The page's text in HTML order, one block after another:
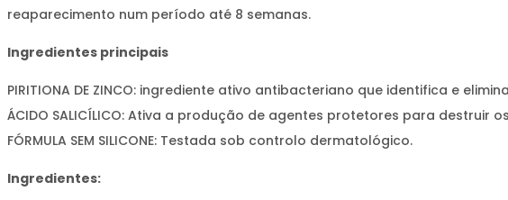
reaparecimento num período até 8 semanas.
Ingredientes principais
PIRITIONA DE ZINCO: ingrediente ativo antibacteriano que identifica e
ÁCIDO SALICÍLICO: Ativa a produção de agentes protetores para
FÓRMULA SEM SILICONE: Testada sob controlo dermatológico.
Ingredientes: